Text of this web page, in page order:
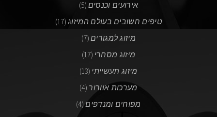
אירועים וכנסים (5)
טיפים חשובים בעולם המיזוג (17)
מיזוג למגורים (7)
מיזוג מסחרי (17)
מיזוג תעשייתי (13)
מערכות אוורור (4)
מפוחים ומנדפים(4)